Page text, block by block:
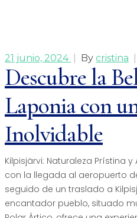
21 junio, 2024 By cristina
Descubre la
Laponia con
Inolvidable
Kilpisjärvi: Naturaleza Prístina
con la llegada al aeropuerto
seguido de un traslado a
encantador pueblo, situado